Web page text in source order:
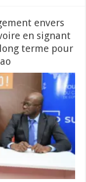
envers
en signant
terme pour